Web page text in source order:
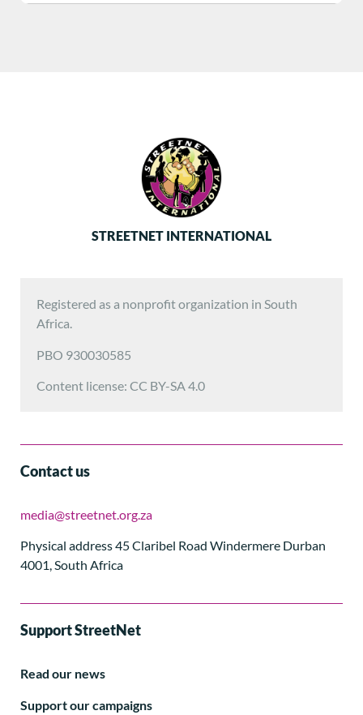
STREETNET INTERNATIONAL
Registered as a nonprofit organization in South
Africa.
PBO 930030585
Content license: CC BY-SA 4.0
Contact us
media@streetnet.org.za
Physical address 45 Claribel Road Windermere Durban
4001, South Africa
Support StreetNet
Read our news
Support our campaigns